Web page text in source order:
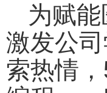
为赋
激发公
索热情